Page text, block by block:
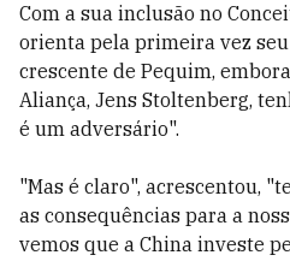
Com a sua inclusão no
orienta pela primeira vez
crescente de Pequim,
Aliança, Jens Stoltenberg,
é um adversário".
"Mas é claro", acrescentou,
as consequências para a
vemos que a China investe